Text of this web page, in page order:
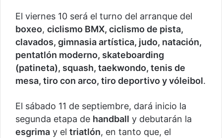
El viernes 10 será el turno del arranque del
boxeo, ciclismo BMX, ciclismo de pista,
clavados, gimnasia artística, judo, natación,
pentatlón moderno, skateboarding
(patineta), squash, taekwondo, tenis de
mesa, tiro con arco, tiro deportivo y vóleibol.
El sábado 11 de septiembre, dará inicio la
segunda etapa de handball y debutarán la
esgrima y el triatlón, en tanto que, el